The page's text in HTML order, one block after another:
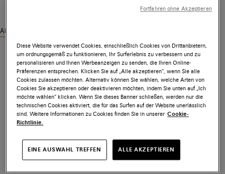
Ähnliche Produkte ansehen
Diese Website verwendet Cookies, einschließlich Cookies von Drittanbietern,
um ordnungsgemäß zu funktionieren, Ihr Surferlebnis zu verbessern und zu
personalisieren und Ihnen Werbeanzeigen zu senden, die Ihren Online-
Präferenzen entsprechen. Klicken Sie auf „Alle akzeptieren“, wenn Sie alle
Cookies zulassen möchten. Alternativ können Sie wählen, welche Arten von
Cookies Sie akzeptieren oder deaktivieren möchten, indem Sie unten auf „Ich
möchte wählen“ klicken. Wenn Sie dieses Banner schließen, werden nur die
technischen Cookies aktiviert, die für das Surfen auf der Website unerlässlich
sind. Weitere Informationen zu Cookies finden Sie in unserer Cookie-
Richtlinie.
EINE AUSWAHL TREFFEN ALLE AKZEPTIEREN
Fortfahren ohne Akzeptieren